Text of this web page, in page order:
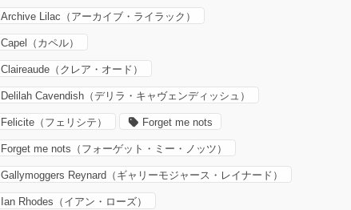
Archive Lilac（アーカイブ・ライラック）
Capel（カペル）
Claireaude（クレア・オード）
Delilah Cavendish（デリラ・キャヴェンディッシュ）
Felicite（フェリシテ） Forget me nots
Forget me nots（フォーゲット・ミー・ノッツ）
Gallymoggers Reynard（ギャリーモジャース・レイナード）
Ian Rhodes（イアン・ローズ）